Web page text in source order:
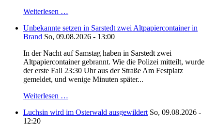
Weiterlesen …
Unbekannte setzen in Sarstedt zwei Altpapiercontainer in
Brand So, 09.08.2026 - 13:00
In der Nacht auf Samstag haben in Sarstedt zwei
Altpapiercontainer gebrannt. Wie die Polizei mitteilt, wurde
der erste Fall 23:30 Uhr aus der Straße Am Festplatz
gemeldet, und wenige Minuten später...
Weiterlesen …
Luchsin wird im Osterwald ausgewildert So, 09.08.2026 -
12:20